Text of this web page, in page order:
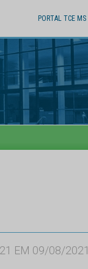
PORTAL TCE MS
21 EM 09/08/2021